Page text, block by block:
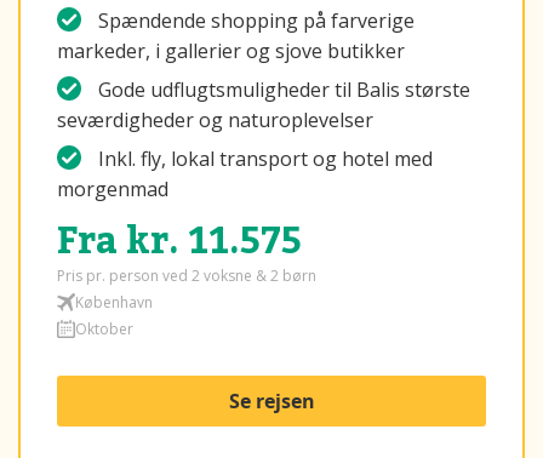
Spændende shopping på farverige
markeder, i gallerier og sjove butikker
Gode udflugtsmuligheder til Balis største
seværdigheder og naturoplevelser
Inkl. fly, lokal transport og hotel med
morgenmad
Fra kr. 11.575
Pris pr. person ved 2 voksne & 2 børn
København
Oktober
Se rejsen